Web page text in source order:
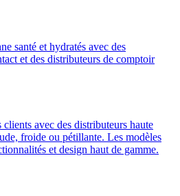
santé et hydratés avec des
et des distributeurs de comptoir
avec des distributeurs haute
froide ou pétillante. Les modèles
et design haut de gamme.